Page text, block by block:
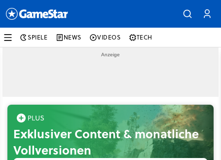
SPIELE NEWS VIDEOS TECH
Exklusiver Content & monatliche
Vollversionen